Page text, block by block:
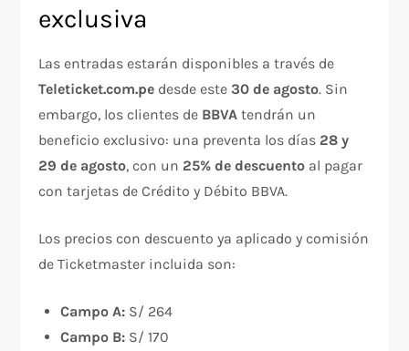
exclusiva
Las entradas estarán disponibles a través de
Teleticket.com.pe desde este30 de agosto. Sin
embargo, los clientes de BBVA tendrán un
beneficio exclusivo: una preventa los días 28 y
29 de agosto, con un 25% de descuento al pagar
con tarjetas de Crédito y Débito BBVA.
Los precios con descuento ya aplicado y comisión
de Ticketmaster incluida son:
Campo A: S/ 264
Campo B: S/ 170